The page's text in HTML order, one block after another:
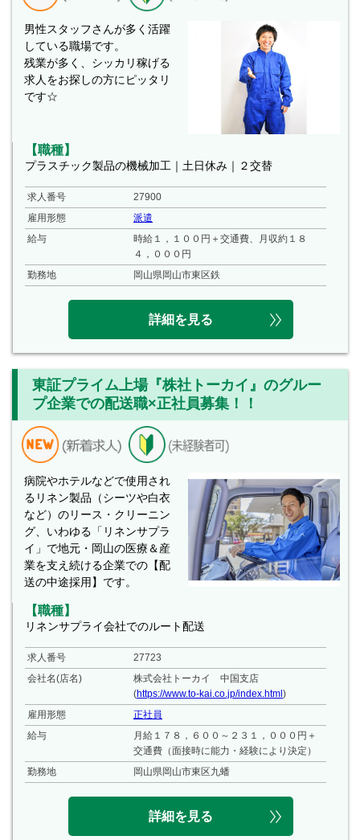
男性スタッフさんが多く活躍
している職場です。
残業が多く、シッカリ稼げる
求人をお探しの方にピッタリ
です☆
【職種】
プラスチック製品の機械加工｜土日休み｜２交替
求人番号
27900
雇用形態
派遣
給与
時給１，１００円＋交通費、月収約１８
４，０００円
勤務地
岡山県岡山市東区鉄
詳細を見る
東証プライム上場『株社トーカイ』のグルー
プ企業での配送職×正社員募集！！
病院やホテルなどで使用され
るリネン製品（シーツや白衣
など）のリース・クリーニン
グ、いわゆる「リネンサプラ
イ」で地元・岡山の医療＆産
業を支え続ける企業での【配
送の中途採用】です。
【職種】
リネンサプライ会社でのルート配送
求人番号
27723
会社名(店名)
株式会社トーカイ 中国支店
(https://www.to-kai.co.jp/index.html )
雇用形態
正社員
給与
月給１７８，６００～２３１，０００円＋
交通費（面接時に能力・経験により決定）
勤務地
岡山県岡山市東区九蟠
詳細を見る